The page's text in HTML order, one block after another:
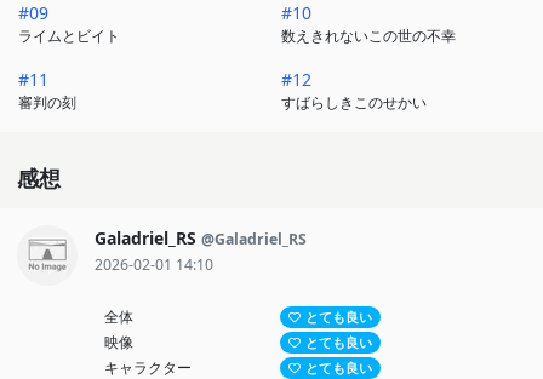
#09
ライムとビイト
#10
数えきれないこの世の不幸
#11
審判の刻
#12
すばらしきこのせかい
感想
Galadriel_RS @Galadriel_RS
2026-02-01 14:10
全体 とても良い
映像 とても良い
キャラクター とても良い